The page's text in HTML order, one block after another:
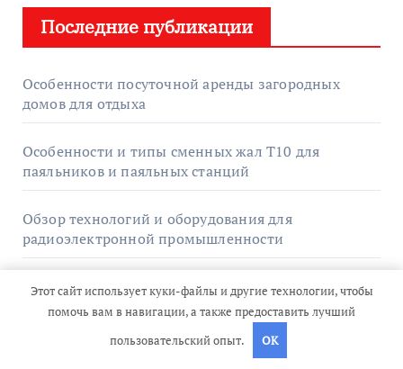
Последние публикации
Особенности посуточной аренды загородных
домов для отдыха
Особенности и типы сменных жал T10 для
паяльников и паяльных станций
Обзор технологий и оборудования для
радиоэлектронной промышленности
Технология сушки и партионного отбора
термодоски из ясеня
Актуальные способы приобретения
Этот сайт использует куки-файлы и другие технологии, чтобы
помочь вам в навигации, а также предоставить лучший
пользовательский опыт.
OK